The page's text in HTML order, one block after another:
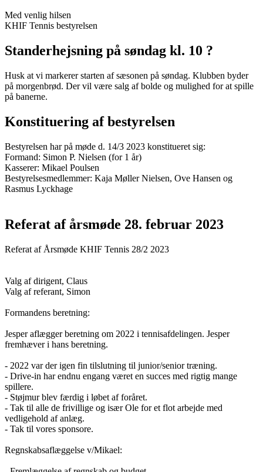
Med venlig hilsen
KHIF Tennis bestyrelsen
Standerhejsning på søndag kl. 10 ?
Husk at vi markerer starten af sæsonen på søndag. Klubben byder
på morgenbrød. Der vil være salg af bolde og mulighed for at spille
på banerne.
Konstituering af bestyrelsen
Bestyrelsen har på møde d. 14/3 2023 konstitueret sig:
Formand: Simon P. Nielsen (for 1 år)
Kasserer: Mikael Poulsen
Bestyrelsesmedlemmer: Kaja Møller Nielsen, Ove Hansen og
Rasmus Lyckhage
Referat af årsmøde 28. februar 2023
Referat af Årsmøde KHIF Tennis 28/2 2023
Valg af dirigent, Claus
Valg af referant, Simon
Formandens beretning:
Jesper aflægger beretning om 2022 i tennisafdelingen. Jesper
fremhæver i hans beretning.
- 2022 var der igen fin tilslutning til junior/senior træning.
- Drive-in har endnu engang været en succes med rigtig mange
spillere.
- Støjmur blev færdig i løbet af foråret.
- Tak til alle de frivillige og især Ole for et flot arbejde med
vedligehold af anlæg.
- Tak til vores sponsore.
Regnskabsaflæggelse v/Mikael: